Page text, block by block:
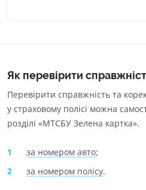
Як перевірити
Перевірити справжність та
у страховому полісі можна
розділі «МТСБУ Зелена картка».
за номером авто;
за номером полісу.